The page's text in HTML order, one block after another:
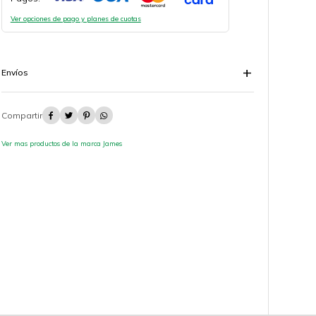
Ver opciones de pago y planes de cuotas
Envíos
   
Ver mas productos de la marca James